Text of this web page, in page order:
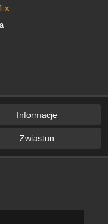
Informacje
Zwiastun